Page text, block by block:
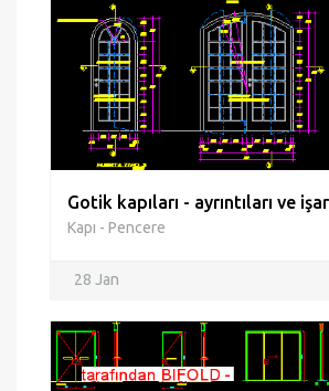
Gotik kapıları - ayrıntıları ve
Kapı - Pencere
28 Jan